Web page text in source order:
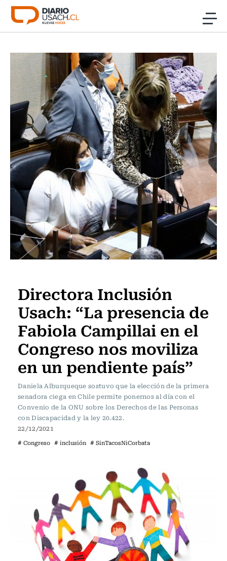
Click acá para ir directamente al contenido
Investigación
Cultura
Programas Radio y TV Usach
Directora Inclusión
Usach: “La presencia de
Fabiola Campillai en el
Congreso nos moviliza
en un pendiente país”
Daniela Alburqueque sostuvo que la elección de la primera
senadora ciega en Chile permite ponernos al día con el
Convenio de la ONU sobre los Derechos de las Personas
con Discapacidad y la ley 20.422.
22/12/2021
# Congreso # inclusión # SinTacosNiCorbata